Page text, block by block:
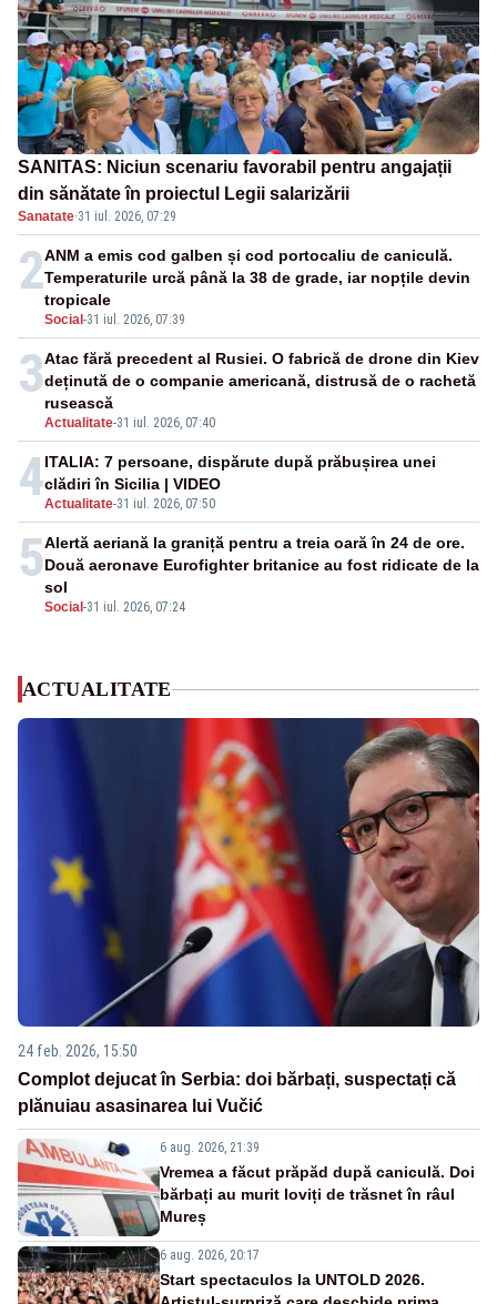
SANITAS: Niciun scenariu favorabil pentru angajații
din sănătate în proiectul Legii salarizării
Sanatate·31 iul. 2026, 07:29
2
Social -31 iul. 2026, 07:39
ANM a emis cod galben și cod portocaliu de caniculă.
Temperaturile urcă până la 38 de grade, iar nopțile devin
tropicale
3
Actualitate-31 iul. 2026, 07:40
Atac fără precedent al Rusiei. O fabrică de drone din Kiev
deținută de o companie americană, distrusă de o rachetă
rusească
4Actualitate-31 iul. 2026, 07:50
ITALIA: 7 persoane, dispărute după prăbușirea unei
clădiri în Sicilia | VIDEO
5
Social -31 iul. 2026, 07:24
Alertă aeriană la graniță pentru a treia oară în 24 de ore.
Două aeronave Eurofighter britanice au fost ridicate de la
sol
ACTUALITATE
24 feb. 2026, 15:50
Complot dejucat în Serbia: doi bărbați, suspectați că
plănuiau asasinarea lui Vučić
6 aug. 2026, 21:39
Vremea a făcut prăpăd după caniculă. Doi
bărbați au murit loviți de trăsnet în râul
Mureș
6 aug. 2026, 20:17
Start spectaculos la UNTOLD 2026.